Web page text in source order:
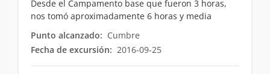
Desde el Campamento base que fueron 3 horas,
nos tomó aproximadamente 6 horas y media
Punto alcanzado: Cumbre
Fecha de excursión: 2016-09-25